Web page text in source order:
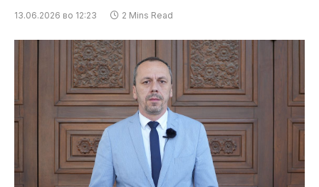
13.06.2026 во 12:23 2 Mins Read